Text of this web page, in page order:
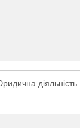
діяльність